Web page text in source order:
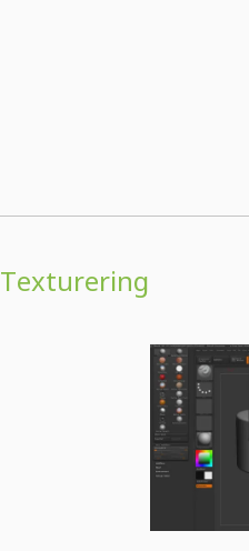
Texturering